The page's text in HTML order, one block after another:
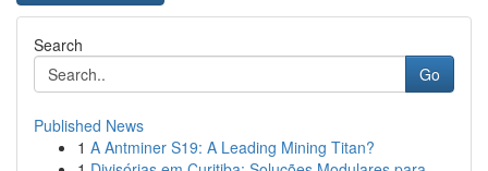
Search
Go
Published News
1 A Antminer S19: A Leading Mining Titan?